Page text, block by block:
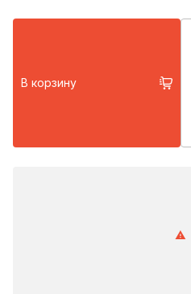
В корзину